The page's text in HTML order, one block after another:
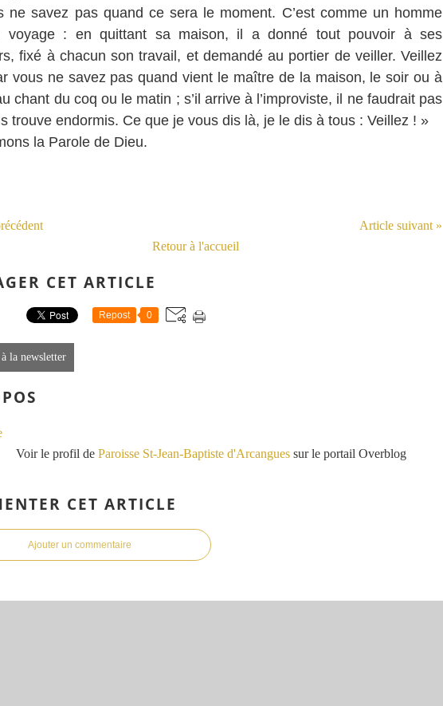
ne savez pas quand ce sera le moment. C’est comme un homme
voyage : en quittant sa maison, il a donné tout pouvoir à ses
fixé à chacun son travail, et demandé au portier de veiller. Veillez
vous ne savez pas quand vient le maître de la maison, le soir ou à
chant du coq ou le matin ; s’il arrive à l’improviste, il ne faudrait pas
trouve endormis. Ce que je vous dis là, je le dis à tous : Veillez ! »
la Parole de Dieu.
Article suivant »
Retour à l'accueil
CET ARTICLE
Repost 0
la newsletter
Voir le profil de Paroisse St-Jean-Baptiste d'Arcangues sur le portail Overblog
CET ARTICLE
Ajouter un commentaire